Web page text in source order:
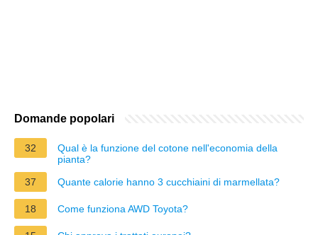
Domande popolari
32
Qual è la funzione del cotone nell'economia della
pianta?
37
Quante calorie hanno 3 cucchiaini di marmellata?
18 Come funziona AWD Toyota?